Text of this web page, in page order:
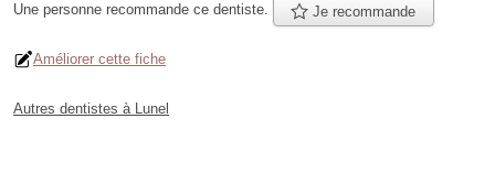
Une personne recommande ce dentiste. Je recommande
Améliorer cette fiche
Autres dentistes à Lunel